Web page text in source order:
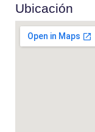
Ubicación